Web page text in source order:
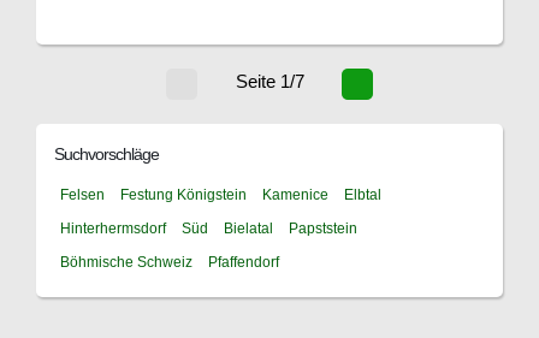
Seite 1/7
Suchvorschläge
Felsen Festung Königstein Kamenice
Elbtal
Hinterhermsdorf
Süd Bielatal
Papststein
Böhmische Schweiz
Pfaffendorf